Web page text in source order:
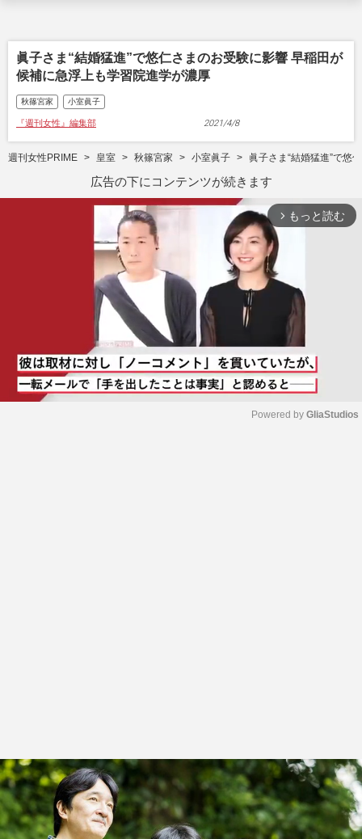
眞子さま“結婚猛進”で悠仁さまのお受験に影響 早稲田が
候補に急浮上も学習院進学が濃厚
秋篠宮家 小室眞子
『週刊女性』編集部 2021/4/8
週刊女性PRIME 皇室 秋篠宮家 小室眞子 眞子さま“結婚猛進”で悠
広告の下にコンテンツが続きます
arrow_forward_ios もっと読む
Powered by GliaStudios